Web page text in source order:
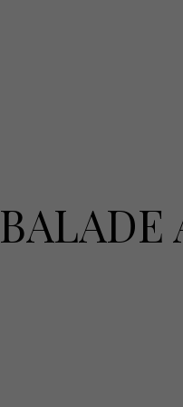
BALADE